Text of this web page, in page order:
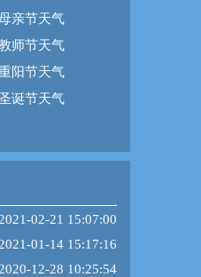
亲节天气
师节天气
阳节天气
诞节天气
2021-02-21 15:07:00
2021-01-14 15:17:16
2020-12-28 10:25:54